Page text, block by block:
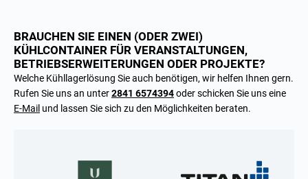
BRAUCHEN SIE EINEN (ODER ZWEI)
KÜHLCONTAINER FÜR VERANSTALTUNGEN,
BETRIEBSERWEITERUNGEN ODER PROJEKTE?
Welche Kühllagerlösung Sie auch benötigen, wir helfen Ihnen gern.
Rufen Sie uns an unter2841 6574394oder schicken Sie uns eine
E-Mail und lassen Sie sich zu den Möglichkeiten beraten.